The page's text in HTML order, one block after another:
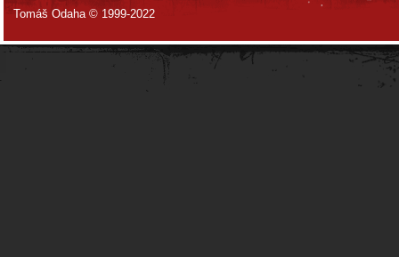
Tomáš Odaha © 1999-2022